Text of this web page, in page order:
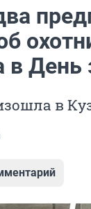
в
в